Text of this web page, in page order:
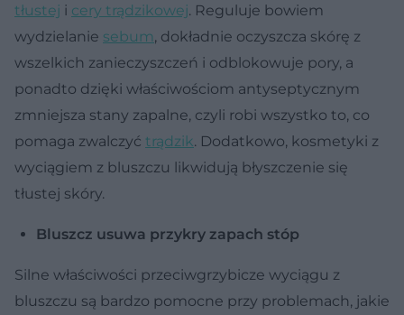
tłustej i cery trądzikowej. Reguluje bowiem
wydzielanie sebum, dokładnie oczyszcza skórę z
wszelkich zanieczyszczeń i odblokowuje pory, a
ponadto dzięki właściwościom antyseptycznym
zmniejsza stany zapalne, czyli robi wszystko to, co
pomaga zwalczyć trądzik. Dodatkowo, kosmetyki z
wyciągiem z bluszczu likwidują błyszczenie się
tłustej skóry.
Bluszcz usuwa przykry zapach stóp
Silne właściwości przeciwgrzybicze wyciągu z
bluszczu są bardzo pomocne przy problemach, jakie